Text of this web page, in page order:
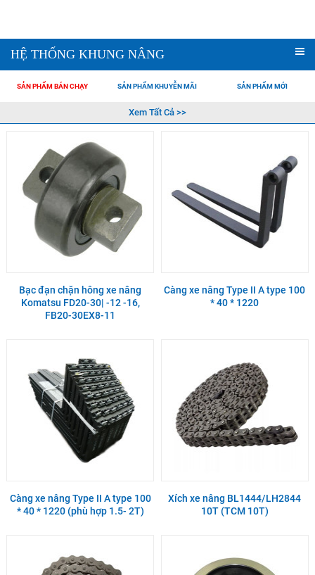
HỆ THỐNG KHUNG NÂNG
SẢN PHẨM BÁN CHẠY SẢN PHẨM KHUYỄN MÃI SẢN PHẨM MỚI
Xem Tất Cả >>
Bạc đạn chặn hông xe nâng
Komatsu FD20-30| -12 -16,
FB20-30EX8-11
Càng xe nâng Type II A type 100
* 40 * 1220
Càng xe nâng Type II A type 100
* 40 * 1220 (phù hợp 1.5- 2T)
Xích xe nâng BL1444/LH2844
10T (TCM 10T)